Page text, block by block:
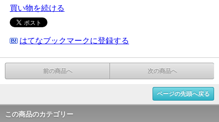
買い物を続ける
はてなブックマークに登録する
前の商品へ 次の商品へ
ページの先頭へ戻る
この商品のカテゴリー